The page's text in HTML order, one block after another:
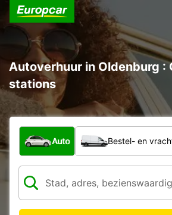
Autoverhuur in Oldenburg :
stations
Welk type voertuig?
Auto Bestel- en